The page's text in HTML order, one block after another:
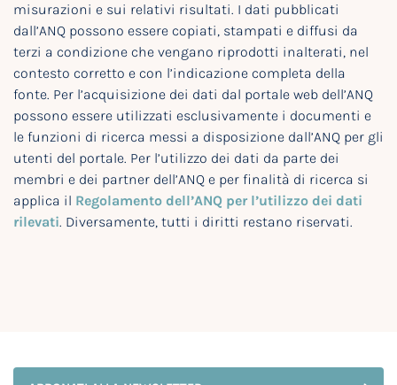
misurazioni e sui relativi risultati. I dati pubblicati
dall’ANQ possono essere copiati, stampati e diffusi da
terzi a condizione che vengano riprodotti inalterati, nel
contesto corretto e con l’indicazione completa della
fonte. Per l’acquisizione dei dati dal portale web dell’ANQ
possono essere utilizzati esclusivamente i documenti e
le funzioni di ricerca messi a disposizione dall’ANQ per gli
utenti del portale. Per l’utilizzo dei dati da parte dei
membri e dei partner dell’ANQ e per finalità di ricerca si
applica il Regolamento dell’ANQ per l’utilizzo dei dati
rilevati. Diversamente, tutti i diritti restano riservati.